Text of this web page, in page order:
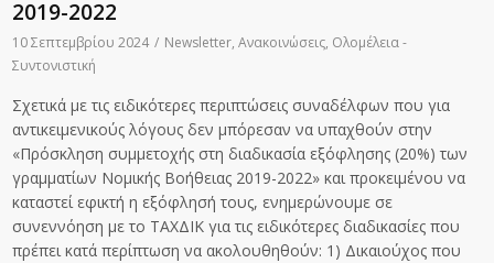
2019-2022
10 Σεπτεμβρίου 2024 / Newsletter,Ανακοινώσεις, Ολομέλεια -
Συντονιστική
Σχετικά με τις ειδικότερες περιπτώσεις συναδέλφων που για
αντικειμενικούς λόγους δεν μπόρεσαν να υπαχθούν στην
«Πρόσκληση συμμετοχής στη διαδικασία εξόφλησης (20%) των
γραμματίων Νομικής Βοήθειας 2019-2022» και προκειμένου να
καταστεί εφικτή η εξόφλησή τους, ενημερώνουμε σε
συνεννόηση με το ΤΑΧΔΙΚ για τις ειδικότερες διαδικασίες που
πρέπει κατά περίπτωση να ακολουθηθούν: 1) Δικαιούχος που